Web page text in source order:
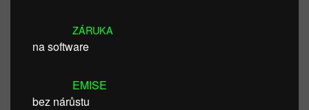
ZÁRUKA
na software
EMISE
bez nárůstu